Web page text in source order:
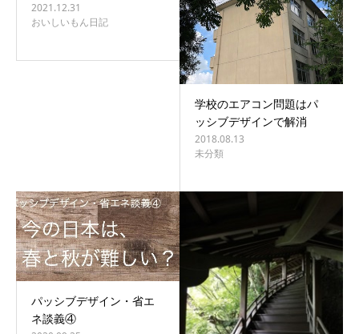
2021.12.31
おいしいもん日記
学校のエアコン問題はパ
ッシブデザインで解消
2018.08.13
未分類
パッシブデザイン・省エ
ネ談義④